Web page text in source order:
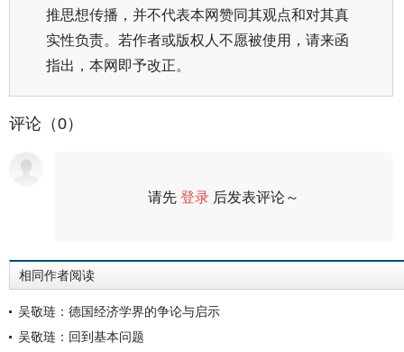
推思想传播，并不代表本网赞同其观点和对其真
实性负责。若作者或版权人不愿被使用，请来函
指出，本网即予改正。
评论（0）
请先登录 后发表评论～
相同作者阅读
吴敬琏：德国经济学界的争论与启示
吴敬琏：回到基本问题